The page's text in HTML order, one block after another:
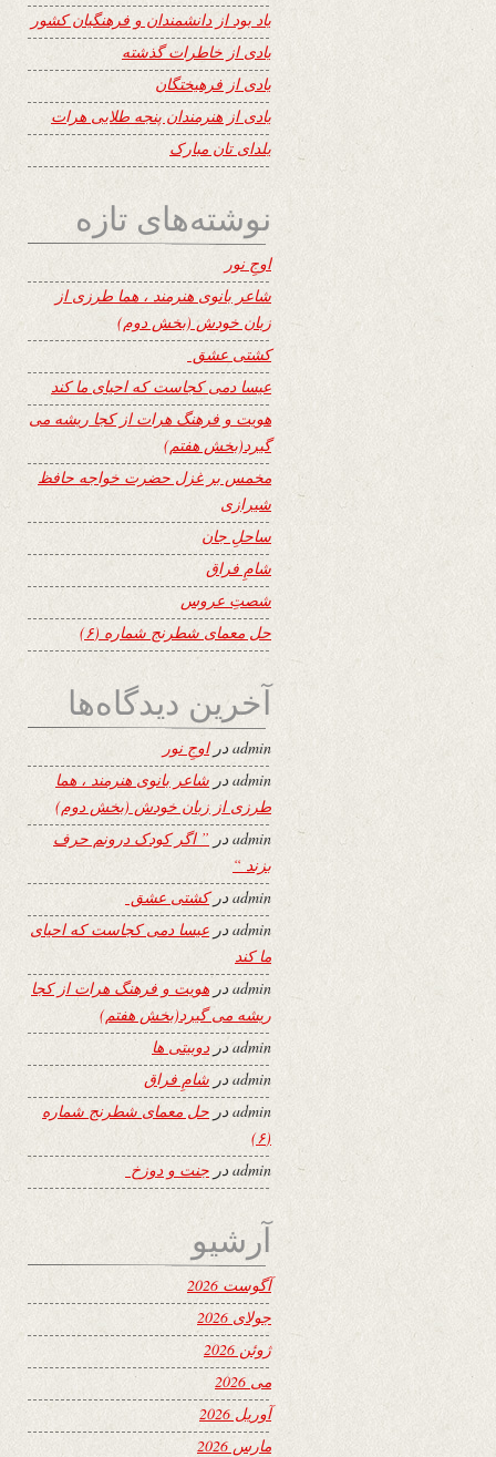
یاد بود از دانشمندان و فرهنگیان کشور
یادی از خاطرات گذشته
یادی از فرهیختگان
یادی از هنرمندان پنجه طلایی هرات
یلدای تان مبارک
نوشته‌های تازه
اوجِ نور
شاعر بانوی هنرمند ، هما طرزی از
زبان خودش (بخش دوم)
کشتی عشق
عیسا دمی کجاست که احیای ما کند
هویت و فرهنگ هرات از کجا ریشه می
گیرد(بخش هفتم)
مخمس بر غزل حضرت خواجه حافظ
شیرازی
ساحلِ جان
شامِ فراق
شصتِ عروس
حل معمای شطرنج شماره (۶)
آخرین دیدگاه‌ها
adminدراوجِ نور
adminدر شاعر بانوی هنرمند ، هما
طرزی از زبان خودش (بخش دوم)
adminدر ” اگر کودک درونم حرف
بزند “
adminدرکشتی عشق
adminدر عیسا دمی کجاست که احیای
ما کند
admin در هویت و فرهنگ هرات از کجا
ریشه می گیرد(بخش هفتم)
adminدردوبیتی ها
admin در شامِ فراق
adminدر حل معمای شطرنج شماره
(۶)
adminدر جنت و دوزخ
آرشیو
آگوست 2026
جولای 2026
ژوئن 2026
می 2026
آوریل 2026
مارس 2026